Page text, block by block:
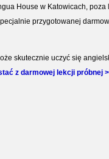
House w Katowicach, poza
przygotowanej
skutecznie uczyć się
z darmowej lekcji próbnej